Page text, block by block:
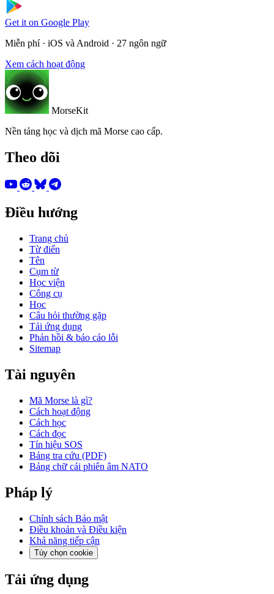
Get it on Google Play
Miễn phí · iOS và Android · 27 ngôn ngữ
Xem cách hoạt động
MorseKit
Nền tảng học và dịch mã Morse cao cấp.
Theo dõi
Điều hướng
Trang chủ
Từ điển
Tên
Cụm từ
Học viện
Công cụ
Học
Câu hỏi thường gặp
Tải ứng dụng
Phản hồi & báo cáo lỗi
Sitemap
Tài nguyên
Mã Morse là gì?
Cách hoạt động
Cách học
Cách đọc
Tín hiệu SOS
Bảng tra cứu (PDF)
Bảng chữ cái phiên âm NATO
Pháp lý
Chính sách Bảo mật
Điều khoản và Điều kiện
Khả năng tiếp cận
Tùy chọn cookie
Tải ứng dụng